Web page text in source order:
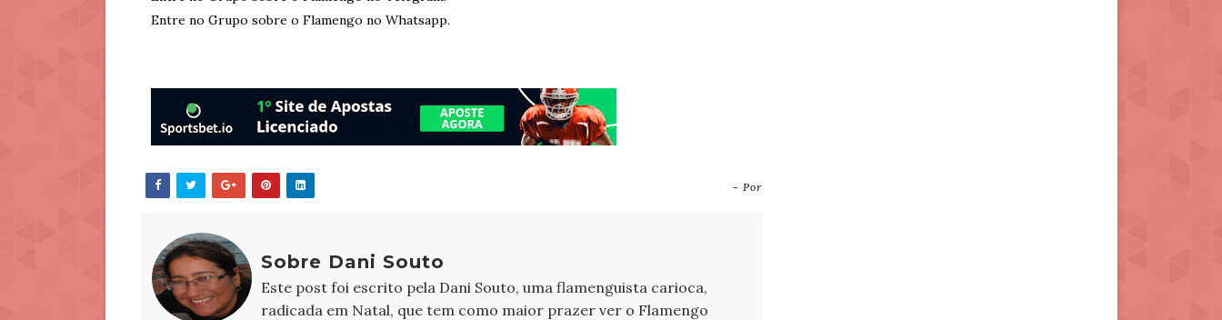
Entre no Grupo sobre o Flamengo no Whatsapp.
- Por
Sobre Dani Souto
Este post foi escrito pela Dani Souto, uma flamenguista carioca,
radicada em Natal, que tem como maior prazer ver o Flamengo